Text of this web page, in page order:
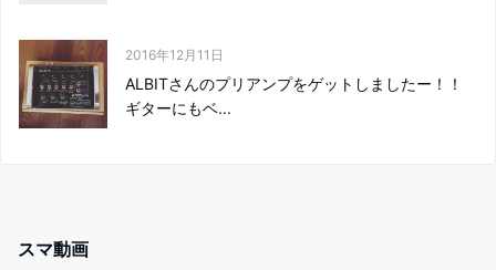
2016年12月11日
ALBITさんのプリアンプをゲットしましたー！！
ギターにもベ...
スマ動画